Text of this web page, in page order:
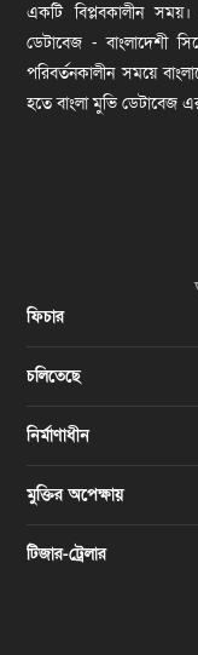
একটি বিপ্লবকালীন
ডেটাবেজ - বাংলাদেশী
পরিবর্তনকালীন সময়ে
হতে বাংলা মুভি ডেটাবেজ
ফিচার
চলিতেছে
নির্মাণাধীন
মুক্তির অপেক্ষায়
টিজার-ট্রেলার